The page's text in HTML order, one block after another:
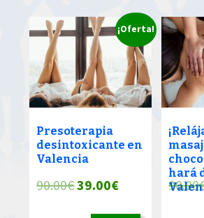
39.00€.
¡Oferta!
Presoterapia
desintoxicante en
Valencia
90.00€El
39.00€El
hará
90.00